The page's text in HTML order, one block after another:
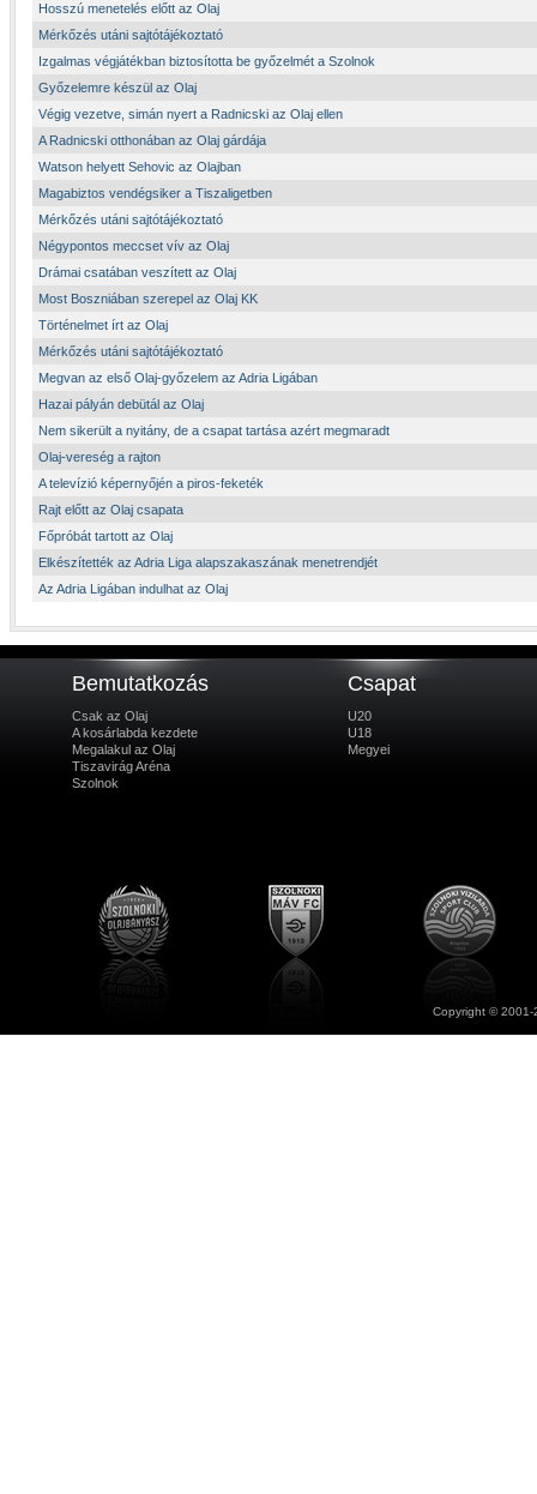
Hosszú menetelés előtt az Olaj
Mérkőzés utáni sajtótájékoztató
Izgalmas végjátékban biztosította be győzelmét a Szolnok
Győzelemre készül az Olaj
Végig vezetve, simán nyert a Radnicski az Olaj ellen
A Radnicski otthonában az Olaj gárdája
Watson helyett Sehovic az Olajban
Magabiztos vendégsiker a Tiszaligetben
Mérkőzés utáni sajtótájékoztató
Négypontos meccset vív az Olaj
Drámai csatában veszített az Olaj
Most Boszniában szerepel az Olaj KK
Történelmet írt az Olaj
Mérkőzés utáni sajtótájékoztató
Megvan az első Olaj-győzelem az Adria Ligában
Hazai pályán debütál az Olaj
Nem sikerült a nyitány, de a csapat tartása azért megmaradt
Olaj-vereség a rajton
A televízió képernyőjén a piros-feketék
Rajt előtt az Olaj csapata
Főpróbát tartott az Olaj
Elkészítették az Adria Liga alapszakaszának menetrendjét
Az Adria Ligában indulhat az Olaj
Bemutatkozás
Csak az Olaj
A kosárlabda kezdete
Megalakul az Olaj
Tiszavirág Aréna
Szolnok
Csapat
U20
U18
Megyei
Copyright ©